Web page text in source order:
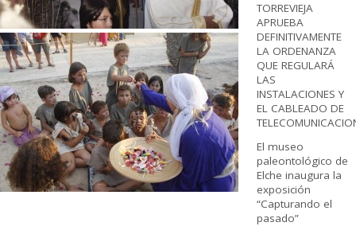
TORREVIEJA
APRUEBA
DEFINITIVAMENTE
LA ORDENANZA
QUE REGULARÁ
LAS
INSTALACIONES Y
EL CABLEADO DE
El museo
paleontológico de
Elche inaugura la
exposición
“Capturando el
pasado”